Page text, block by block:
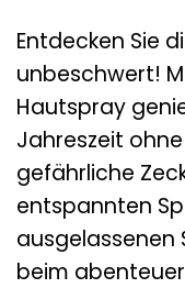
Entdecken Sie
unbeschwert!
Hautspray
Jahreszeit
gefährliche
entspannten
ausgelassenen
beim